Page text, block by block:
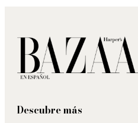
Descubre más